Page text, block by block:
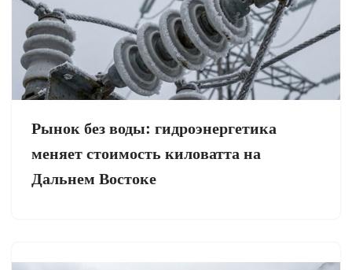
Рынок без воды: гидроэнергетика
меняет стоимость киловатта на
Дальнем Востоке